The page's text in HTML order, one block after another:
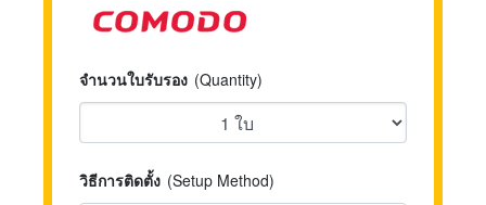
จำนวนใบรับรอง (Quantity)
วิธีการติดตั้ง (Setup Method)